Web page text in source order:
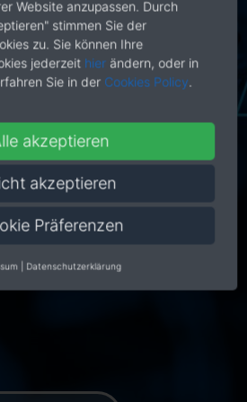
Du dabei bist.
Website anzupassen. Durch
stimmen Sie der
zu. Sie können Ihre
jederzeit hier ändern, oder in
Sie in der Cookies Policy.
akzeptieren
akzeptieren
Präferenzen
Datenschutzerklärung